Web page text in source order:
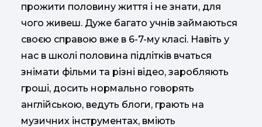
прожити половину життя і не знати, для
чого живеш. Дуже багато учнів займаються
своєю справою вже в 6-7-му класі. Навіть у
нас в школі половина підлітків вчаться
знімати фільми та різні відео, заробляють
гроші, досить нормально говорять
англійською, ведуть блоги, грають на
музичних інструментах, вміють